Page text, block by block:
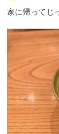
家に帰ってじ